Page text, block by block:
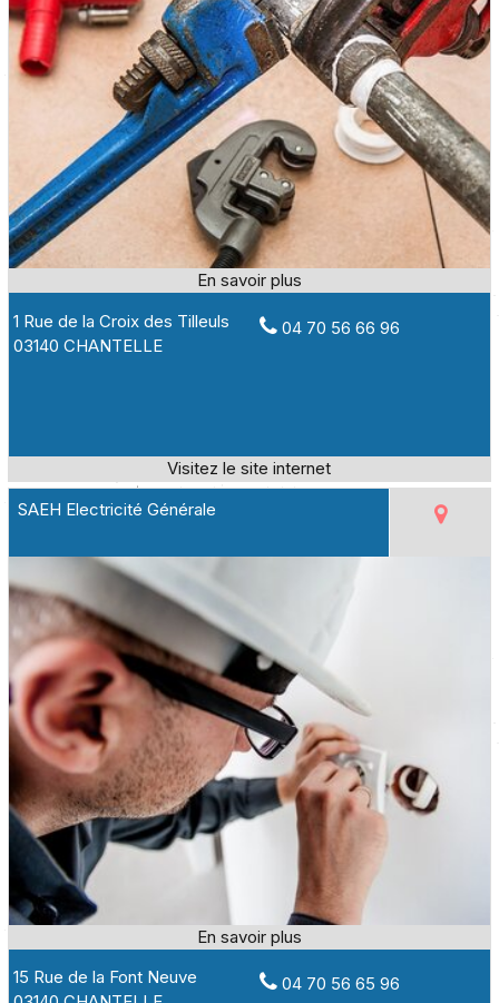
1 Rue de la Croix des Tilleuls
03140 CHANTELLE
04 70 56 66 96
SAEH Electricité Générale
15 Rue de la Font Neuve
04 70 56 65 96